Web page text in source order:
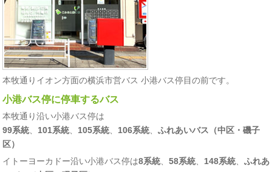
本牧通りイオン方面の横浜市営バス 小港バス停目の前です。
小港バス停に停車するバス
本牧通り沿い小港バス停は
99系統、 101系統、 105系統、 106系統、 ふれあいバス（中区・磯子
区）
イトーヨーカドー沿い小港バス停は8系統、 58系統、 148系統、 ふれあ